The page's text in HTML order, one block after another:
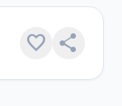
favorite share